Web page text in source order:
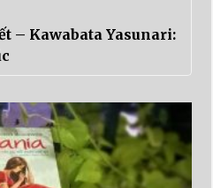
– Kawabata Yasunari: